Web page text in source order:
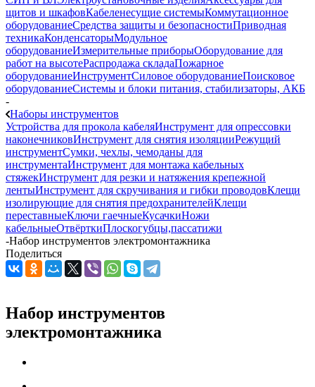
щитов и шкафовКабеленесущие системыКоммутационное
оборудованиеСредства защиты и безопасностиПриводная
техникаКонденсаторыМодульное
оборудованиеИзмерительные приборыОборудование для
работ на высотеРаспродажа складаПожарное
оборудованиеИнструментСиловое оборудованиеПоисковое
оборудованиеСистемы и блоки питания, стабилизаторы, АКБ
-
Наборы инструментов
Устройства для прокола кабеляИнструмент для опрессовки
наконечниковИнструмент для снятия изоляцииРежущий
инструментСумки, чехлы, чемоданы для
инструментаИнструмент для монтажа кабельных
стяжекИнструмент для резки и натяжения крепежной
лентыИнструмент для скручивания и гибки проводовКлещи
изолирующие для снятия предохранителейКлещи
переставныеКлючи гаечныеКусачкиНожи
кабельныеОтвёрткиПлоскогубцы,пассатижи
-Набор инструментов электромонтажника
Поделиться
Набор инструментов
электромонтажника